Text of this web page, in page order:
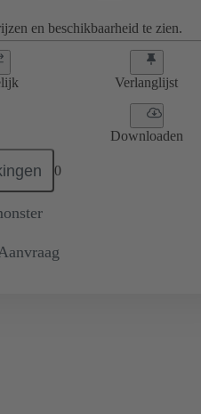
en beschikbaarheid te zien.
Verlanglijst
Downloaden
0